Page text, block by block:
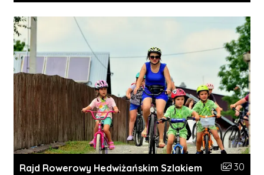
Rajd Rowerowy Hedwiżańskim Szlakiem Liczba
30